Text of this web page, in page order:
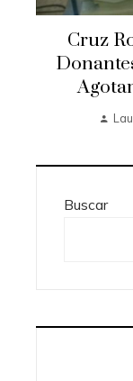
Cruz
Buscar